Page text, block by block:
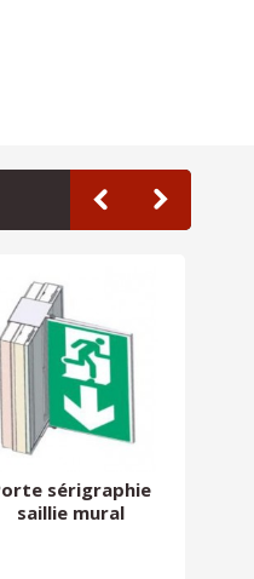
sérigraphie
saillie mural